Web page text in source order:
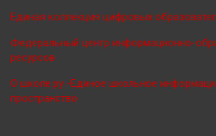
Единая коллекция цифровых
Федеральный центр информационно-
ресурсов
О школе.ру -Единое школьное
пространство